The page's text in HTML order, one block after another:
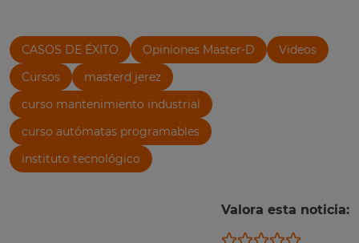
CASOS DE ÉXITO Opiniones Master-D
Videos
Cursos
masterd jerez
curso mantenimiento industrial
curso autómatas programables
instituto tecnológico
Valora esta noticia: